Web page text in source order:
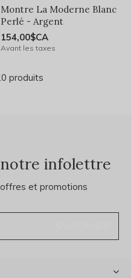
Montre La Moderne Blanc
Perlé - Argent
154,00$CA
Avant les taxes
produits
infolettre
et promotions